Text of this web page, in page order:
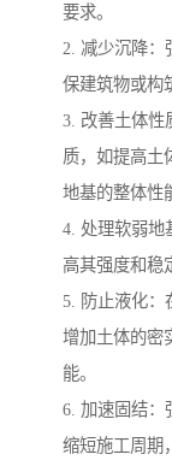
要求。
2. 减少沉降：
保建筑物或构
3. 改善土体性
质，如提高土
地基的整体性
4. 处理软弱地
高其强度和稳
5. 防止液化：
增加土体的密
能。
6. 加速固结：
缩短施工周期